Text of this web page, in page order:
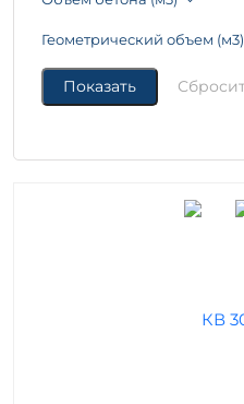
Геометрический объем (м3)